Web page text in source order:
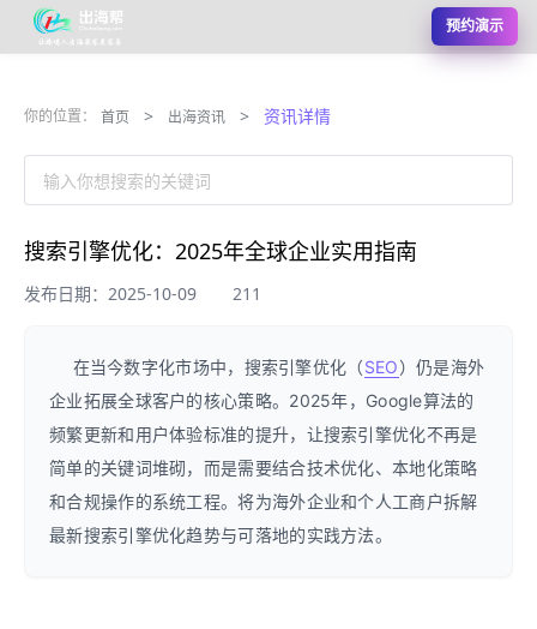
预约演示
你的位置： 首页 > 出海资讯 > 资讯详情
输入你想搜索的关键词
搜索引擎优化：2025年全球企业实用指南
发布日期：2025-10-09 211
在当今数字化市场中，搜索引擎优化（SEO）仍是海外
企业拓展全球客户的核心策略。2025年，Google算法的
频繁更新和用户体验标准的提升，让搜索引擎优化不再是
简单的关键词堆砌，而是需要结合技术优化、本地化策略
和合规操作的系统工程。将为海外企业和个人工商户拆解
最新搜索引擎优化趋势与可落地的实践方法。